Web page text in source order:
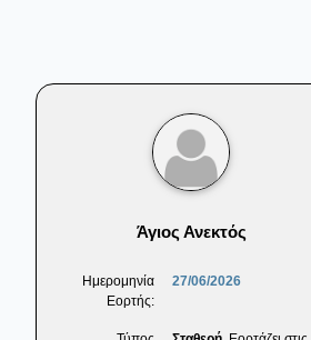
Άγιος Ανεκτός
Ημερομηνία
Εορτής:
27/06/2026